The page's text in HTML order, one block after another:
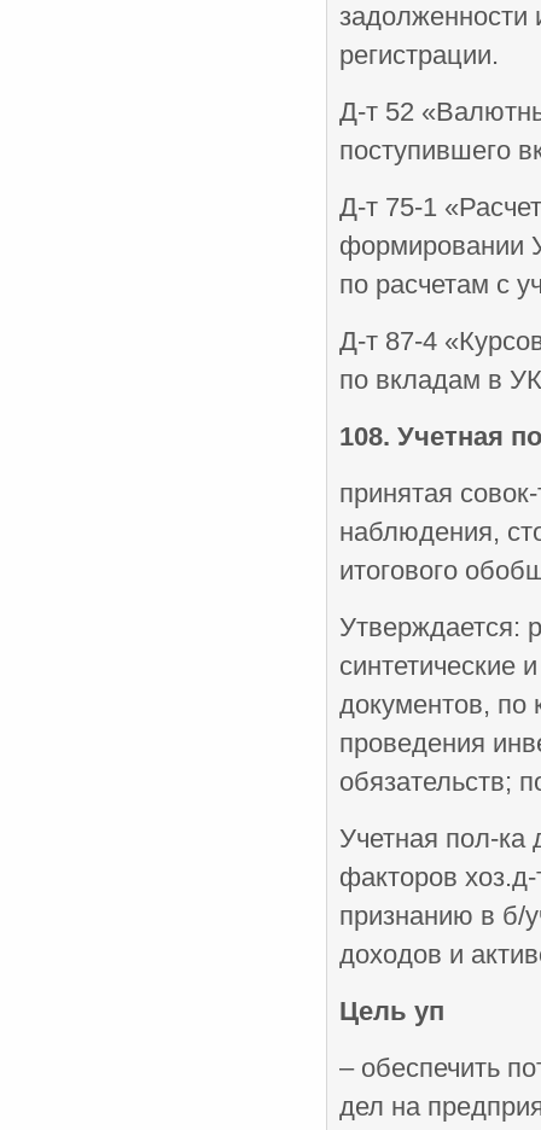
задолженности
регистрации.
Д-т 52
поступившего
Д-т 75-1
формировании
по расчетам с
Д-т 87-4
по вкладам в
108. Учетная
принятая
наблюдения,
итогового
Утверждается:
синтетические
документов,
проведения
обязательств;
Учетная пол-ка
факторов
признанию в б/
доходов и
Цель уп
– обеспечить
дел на